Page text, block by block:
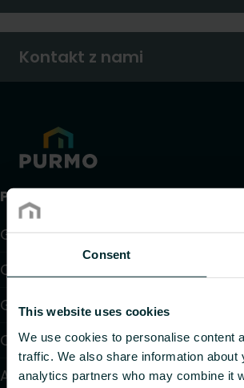
Consent
This website uses cookies
We use cookies to personalise content
traffic. We also share information
analytics partners who may combine it
Kontakt z nami
Produkty
Grzejniki
Ogrzewanie i chłodzenie
Grzejniki konwektorowe i
Ogrzewanie elektryczne
Automatyka